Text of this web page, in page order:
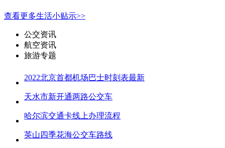
查看更多生活小贴示>>
公交资讯
航空资讯
旅游专题
2022北京首都机场巴士时刻表最新
天水市新开通两路公交车
哈尔滨交通卡线上办理流程
英山四季花海公交车路线